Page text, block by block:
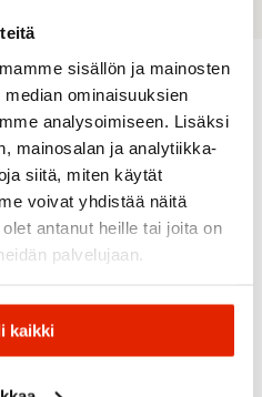
sisällön ja mainosten
ominaisuuksien
analysoimiseen. Lisäksi
mainosalan ja analytiikka-
siitä, miten käytät
voivat yhdistää näitä
antanut heille tai joita on
palvelujaan.
kaikki
sinulle
ALE
The
ALE